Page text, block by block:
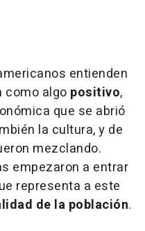
entienden
como algo positivo,
que se abrió
la cultura, y de
mezclando.
empezaron a entrar
representa a este
de la población.